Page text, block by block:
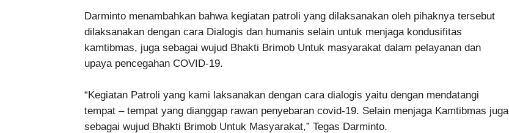
Darminto menambahkan bahwa kegiatan patroli yang dilaksanakan oleh pihaknya tersebut
dilaksanakan dengan cara Dialogis dan humanis selain untuk menjaga kondusifitas
kamtibmas, juga sebagai wujud Bhakti Brimob Untuk masyarakat dalam pelayanan dan
upaya pencegahan COVID-19.
“Kegiatan Patroli yang kami laksanakan dengan cara dialogis yaitu dengan mendatangi
tempat – tempat yang dianggap rawan penyebaran covid-19. Selain menjaga Kamtibmas juga
sebagai wujud Bhakti Brimob Untuk Masyarakat,” Tegas Darminto.